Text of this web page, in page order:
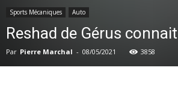
Sports Mécaniques Auto
Reshad de Gérus
Par Pierre Marchal - 08/05/2021 3858